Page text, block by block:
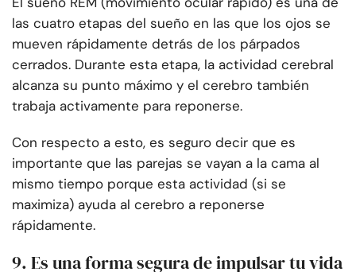
las cuatro etapas del sueño en las que los ojos se
mueven rápidamente detrás de los párpados
cerrados. Durante esta etapa, la actividad cerebral
alcanza su punto máximo y el cerebro también
trabaja activamente para reponerse.
Con respecto a esto, es seguro decir que es
importante que las parejas se vayan a la cama al
mismo tiempo porque esta actividad (si se
maximiza) ayuda al cerebro a reponerse
rápidamente.
9. Es una forma segura de impulsar tu vida